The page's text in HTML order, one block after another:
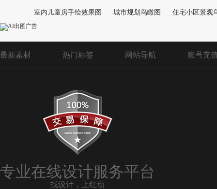
室内儿童房手绘效果图 城市规划鸟瞰图 住宅小区景观
最新素材 热门标签 网站导航 账号充
专业在线设计服务平台
找设计，上红动